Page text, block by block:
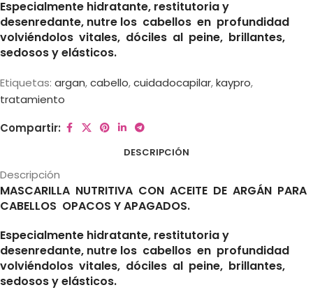
Especialmente hidratante, restitutoria y
desenredante, nutre los cabellos en profundidad
volviéndolos vitales, dóciles al peine, brillantes,
sedosos y elásticos.
Etiquetas: argan,cabello,cuidadocapilar,kaypro,
tratamiento
Compartir:
DESCRIPCIÓN
Descripción
MASCARILLA NUTRITIVA CON ACEITE DE ARGÁN PARA
CABELLOS OPACOS Y APAGADOS.
Especialmente hidratante, restitutoria y
desenredante, nutre los cabellos en profundidad
volviéndolos vitales, dóciles al peine, brillantes,
sedosos y elásticos.